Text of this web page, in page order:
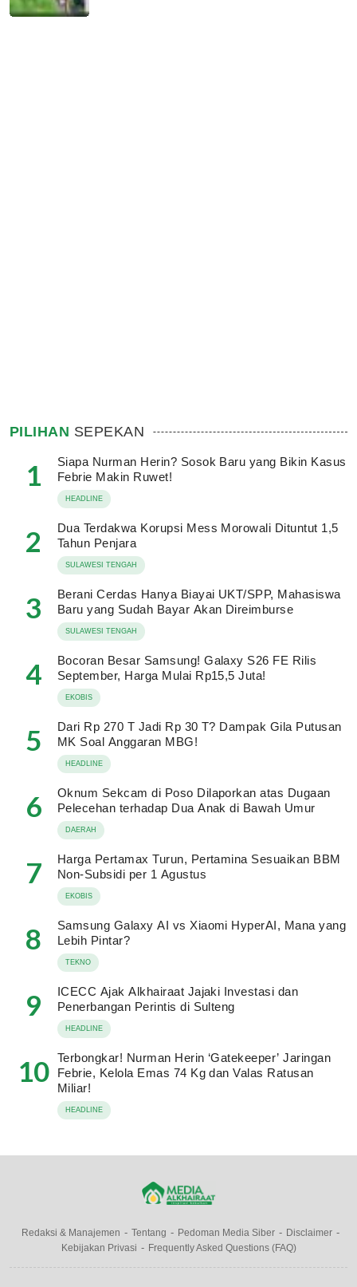
PILIHAN SEPEKAN
1
Siapa Nurman Herin? Sosok Baru yang Bikin Kasus
Febrie Makin Ruwet!
HEADLINE
2
Dua Terdakwa Korupsi Mess Morowali Dituntut 1,5
Tahun Penjara
SULAWESI TENGAH
3
Berani Cerdas Hanya Biayai UKT/SPP, Mahasiswa
Baru yang Sudah Bayar Akan Direimburse
SULAWESI TENGAH
4
Bocoran Besar Samsung! Galaxy S26 FE Rilis
September, Harga Mulai Rp15,5 Juta!
EKOBIS
5
Dari Rp 270 T Jadi Rp 30 T? Dampak Gila Putusan
MK Soal Anggaran MBG!
HEADLINE
6
Oknum Sekcam di Poso Dilaporkan atas Dugaan
Pelecehan terhadap Dua Anak di Bawah Umur
DAERAH
7
Harga Pertamax Turun, Pertamina Sesuaikan BBM
Non-Subsidi per 1 Agustus
EKOBIS
8
Samsung Galaxy AI vs Xiaomi HyperAI, Mana yang
Lebih Pintar?
TEKNO
9
ICECC Ajak Alkhairaat Jajaki Investasi dan
Penerbangan Perintis di Sulteng
HEADLINE
10 Terbongkar! Nurman Herin ‘Gatekeeper’ Jaringan
Febrie, Kelola Emas 74 Kg dan Valas Ratusan
Miliar!
HEADLINE
Redaksi & Manajemen Tentang Pedoman Media Siber
Disclaimer
Kebijakan Privasi
Frequently Asked Questions (FAQ)